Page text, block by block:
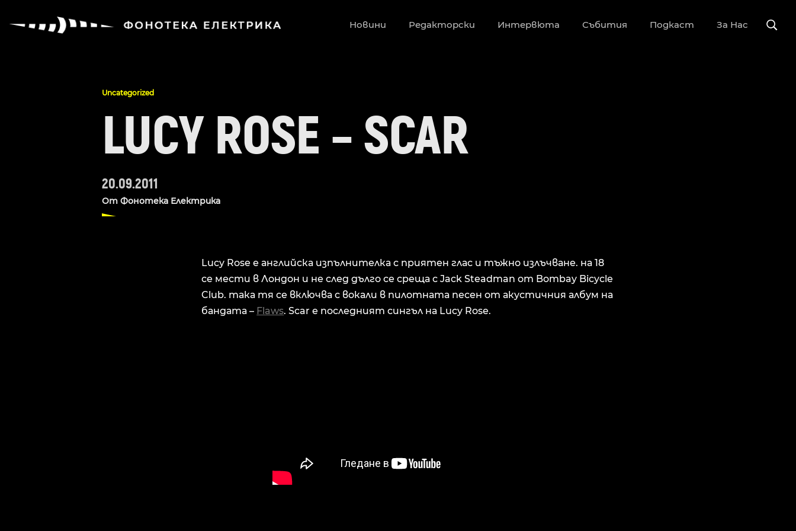
Новини Редакторски Интервюта Събития Подкаст За Нас
Uncategorized
LUCY ROSE – SCAR
20.09.2011
От Фонотека Електрика
Lucy Rose е английска изпълнителка с приятен глас и тъжно излъчване. на 18
се мести в Лондон и не след дълго се среща с Jack Steadman от Bombay Bicycle
Club. така тя се включва с вокали в пилотната песен от акустичния албум на
бандата – Flaws. Scar е последният сингъл на Lucy Rose.